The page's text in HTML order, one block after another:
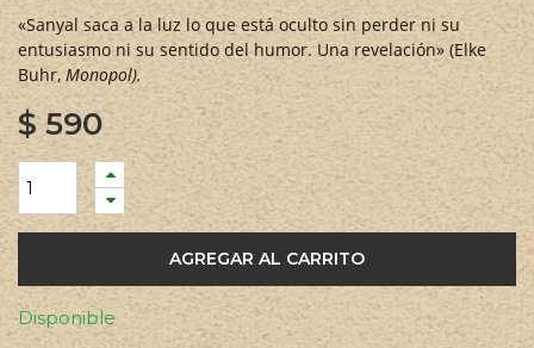
«Sanyal saca a la luz lo que está oculto sin perder ni su
entusiasmo ni su sentido del humor. Una revelación» (Elke
Buhr, Monopol).
$590
AGREGAR AL CARRITO
Disponible